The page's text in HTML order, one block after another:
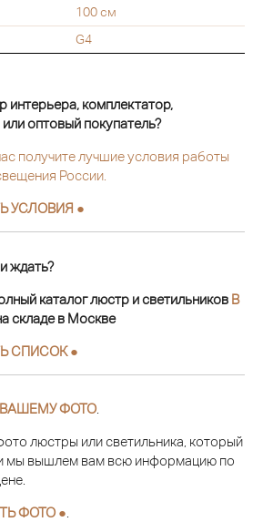
100 см
G4
интерьера, комплектатор,
оптовый покупатель?
получите лучшие условия работы
России.
УСЛОВИЯ ●
ждать?
каталог люстр и светильников В
складе в Москве
СПИСОК ●
ФОТО
люстры или светильника, который
мы вышлем вам всю информацию по
ФОТО ●